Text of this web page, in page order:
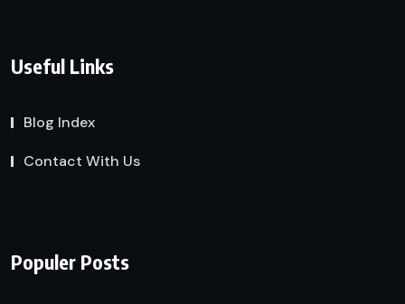
Useful Links
Blog Index
Contact With Us
Populer Posts